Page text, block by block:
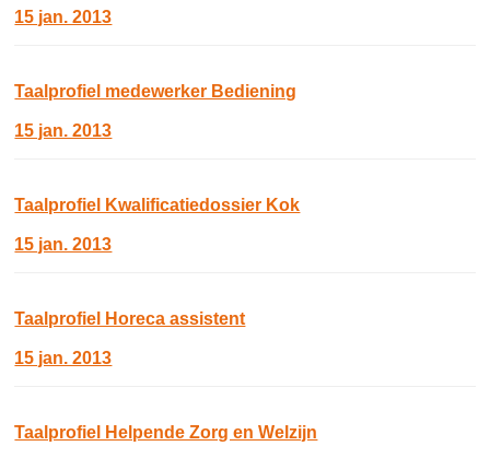
15 jan. 2013
Taalprofiel medewerker Bediening
15 jan. 2013
Taalprofiel Kwalificatiedossier Kok
15 jan. 2013
Taalprofiel Horeca assistent
15 jan. 2013
Taalprofiel Helpende Zorg en Welzijn